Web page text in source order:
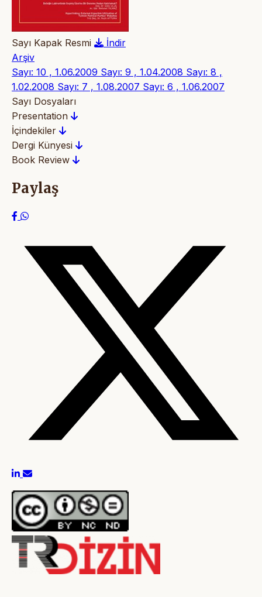
Sayı Kapak Resmi
İndir
Arşiv
Sayı: 10 , 1.06.2009 Sayı: 9 , 1.04.2008 Sayı: 8 ,
1.02.2008 Sayı: 7 , 1.08.2007 Sayı: 6 , 1.06.2007
Sayı Dosyaları
Presentation
İçindekiler
Dergi Künyesi
Book Review
Paylaş